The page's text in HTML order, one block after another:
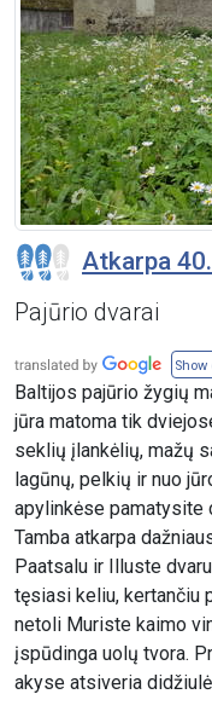
Atkarpa
Pajūrio dvarai
Show
Baltijos pajūrio žygių
jūra matoma tik
seklių įlankėlių, mažų
lagūnų, pelkių ir nuo
apylinkėse pamatysite
Tamba atkarpa
Paatsalu ir Illuste
tęsiasi keliu, kertančiu
netoli Muriste kaimo
įspūdinga uolų tvora.
akyse atsiveria